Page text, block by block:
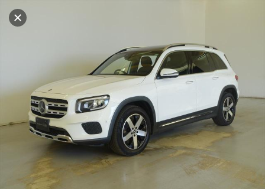
販売店検索
エリア別最新ニュース
ローン・リース
ログイン
マイアカウント
保存した検索条件
アフターサービス
アフターサービス
車検／定期点検
企業情報
メルセデス・ベンツ認定中古車
プライバシーポリシー ソーシャルメディアポリシー
電話で問い合わせ
キャンセル
ヤナセ ブランドスクエア横浜
地図を見る
在庫一覧